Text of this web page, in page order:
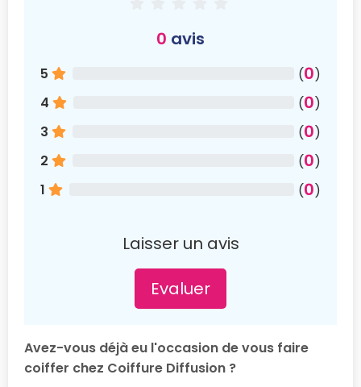
0 avis
5 (0)
4
(0)
3
(0)
2
(0)
1
(0)
Laisser un avis
Evaluer
Avez-vous déjà eu l'occasion de vous faire
coiffer chez Coiffure Diffusion ?